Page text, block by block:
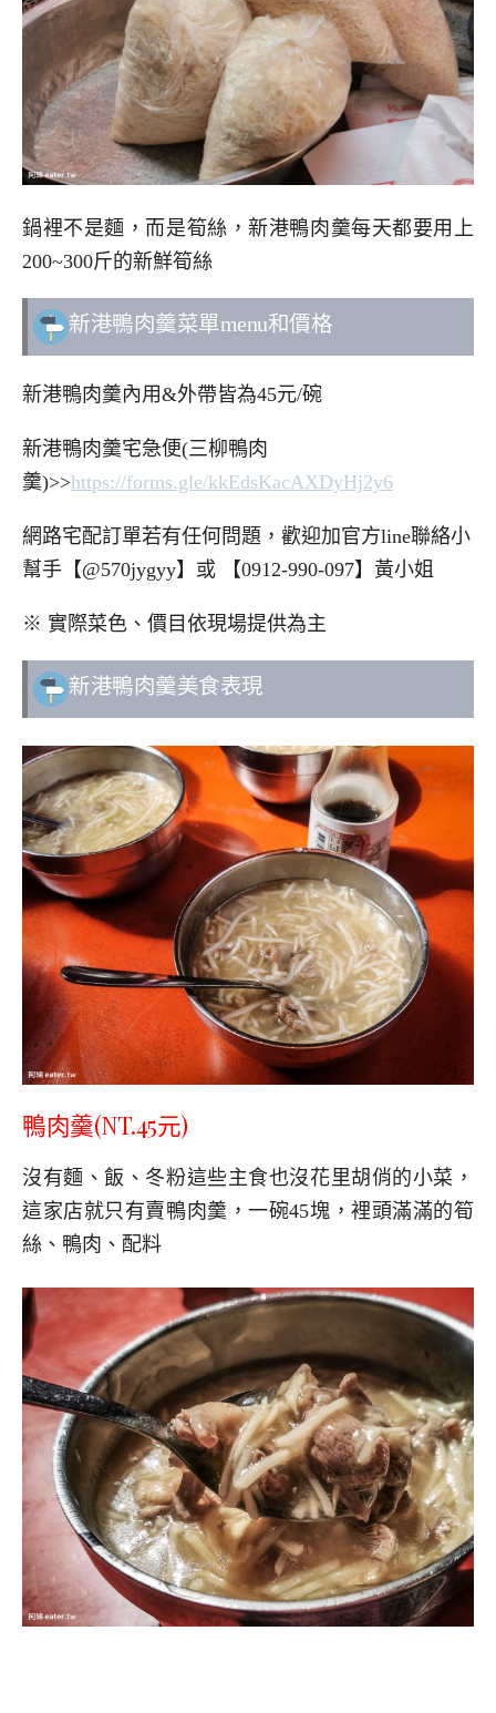
鍋裡不是麵，而是筍絲，新港鴨肉羹每天都要用上
200~300斤的新鮮筍絲
新港鴨肉羹菜單menu和價格
新港鴨肉羹內用&外帶皆為45元/碗
新港鴨肉羹宅急便(三柳鴨肉
羹)>>https://forms.gle/kkEdsKacAXDyHj2y6
網路宅配訂單若有任何問題，歡迎加官方line聯絡小
幫手【@570jygyy】或 【0912-990-097】黃小姐
※ 實際菜色、價目依現場提供為主
新港鴨肉羹美食表現
鴨肉羹(NT.45元)
沒有麵、飯、冬粉這些主食也沒花里胡俏的小菜，
這家店就只有賣鴨肉羹，一碗45塊，裡頭滿滿的筍
絲、鴨肉、配料